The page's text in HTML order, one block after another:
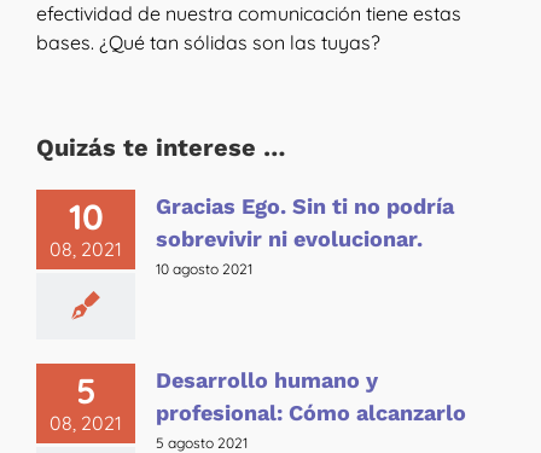
efectividad de nuestra comunicación tiene estas
bases. ¿Qué tan sólidas son las tuyas?
Quizás te interese …
10
08, 2021
Gracias Ego. Sin ti no podría
sobrevivir ni evolucionar.
10 agosto 2021
5
08, 2021
Desarrollo humano y
profesional: Cómo alcanzarlo
5 agosto 2021